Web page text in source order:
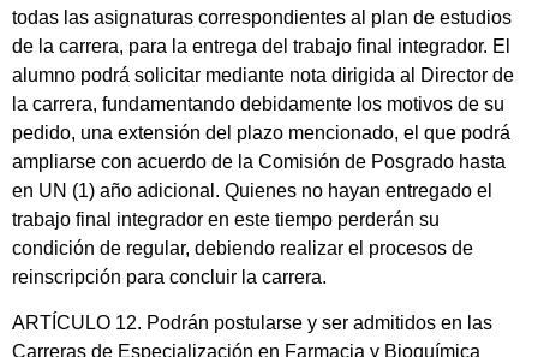
todas las asignaturas correspondientes al plan de estudios
de la carrera, para la entrega del trabajo final integrador. El
alumno podrá solicitar mediante nota dirigida al Director de
la carrera, fundamentando debidamente los motivos de su
pedido, una extensión del plazo mencionado, el que podrá
ampliarse con acuerdo de la Comisión de Posgrado hasta
en UN (1) año adicional. Quienes no hayan entregado el
trabajo final integrador en este tiempo perderán su
condición de regular, debiendo realizar el procesos de
reinscripción para concluir la carrera.
ARTÍCULO 12. Podrán postularse y ser admitidos en las
Carreras de Especialización en Farmacia y Bioquímica